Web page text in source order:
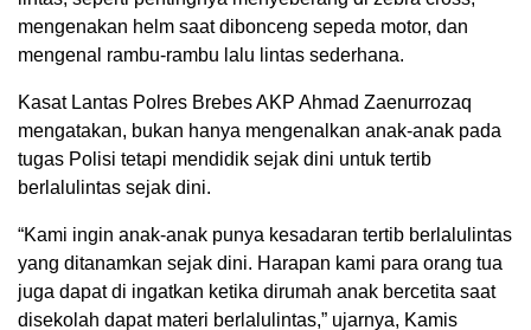
mengenakan helm saat dibonceng sepeda motor, dan
mengenal rambu-rambu lalu lintas sederhana.
Kasat Lantas Polres Brebes AKP Ahmad Zaenurrozaq
mengatakan, bukan hanya mengenalkan anak-anak pada
tugas Polisi tetapi mendidik sejak dini untuk tertib
berlalulintas sejak dini.
“Kami ingin anak-anak punya kesadaran tertib berlalulintas
yang ditanamkan sejak dini. Harapan kami para orang tua
juga dapat di ingatkan ketika dirumah anak bercetita saat
disekolah dapat materi berlalulintas,” ujarnya, Kamis